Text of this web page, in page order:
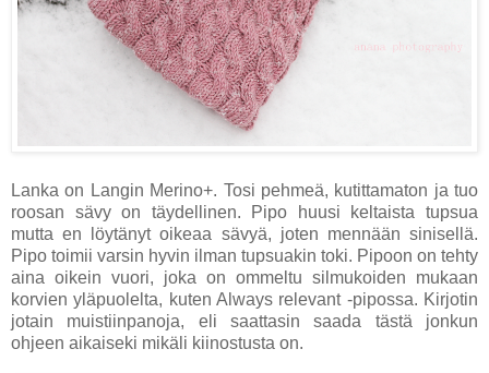
Lanka on Langin Merino+. Tosi pehmeä, kutittamaton ja tuo
roosan sävy on täydellinen. Pipo huusi keltaista tupsua
mutta en löytänyt oikeaa sävyä, joten mennään sinisellä.
Pipo toimii varsin hyvin ilman tupsuakin toki. Pipoon on tehty
aina oikein vuori, joka on ommeltu silmukoiden mukaan
korvien yläpuolelta, kuten Always relevant -pipossa. Kirjotin
jotain muistiinpanoja, eli saattasin saada tästä jonkun
ohjeen aikaiseki mikäli kiinostusta on.